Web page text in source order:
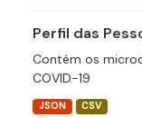
Perfil das
Contém os
COVID-19
JSON CSV